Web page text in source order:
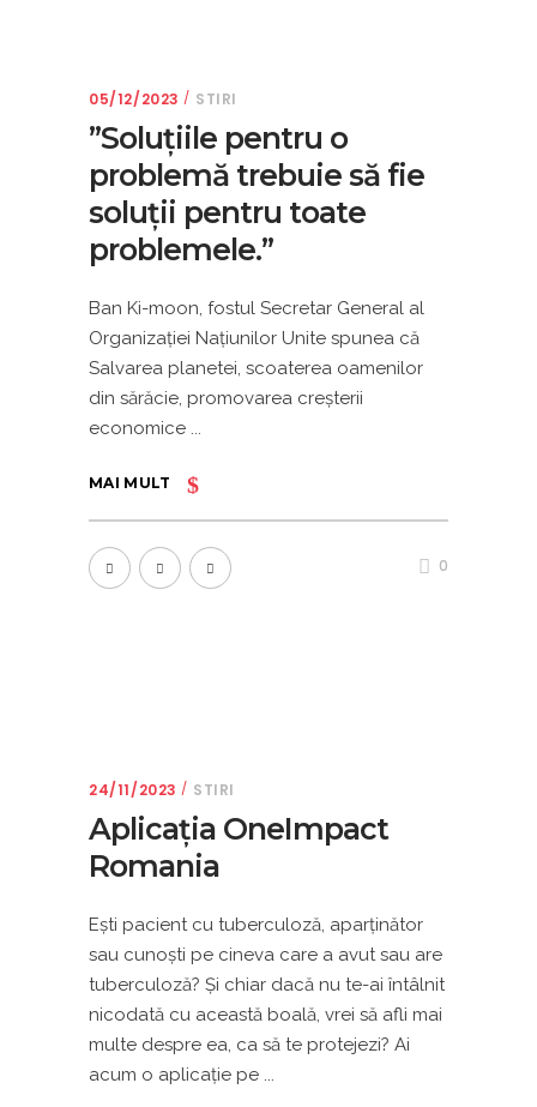
05/12/2023 STIRI
”Soluțiile pentru o
problemă trebuie să fie
soluții pentru toate
problemele.”
Ban Ki-moon, fostul Secretar General al
Organizaţiei Naţiunilor Unite spunea că
Salvarea planetei, scoaterea oamenilor
din sărăcie, promovarea creșterii
economice
MAI MULT
0
24/11/2023 STIRI
Aplicația OneImpact
Romania
Eşti pacient cu tuberculoză, aparţinător
sau cunoşti pe cineva care a avut sau are
tuberculoză? Şi chiar dacă nu te-ai întâlnit
nicodată cu această boală, vrei să afli mai
multe despre ea, ca să te protejezi? Ai
acum o aplicaţie pe